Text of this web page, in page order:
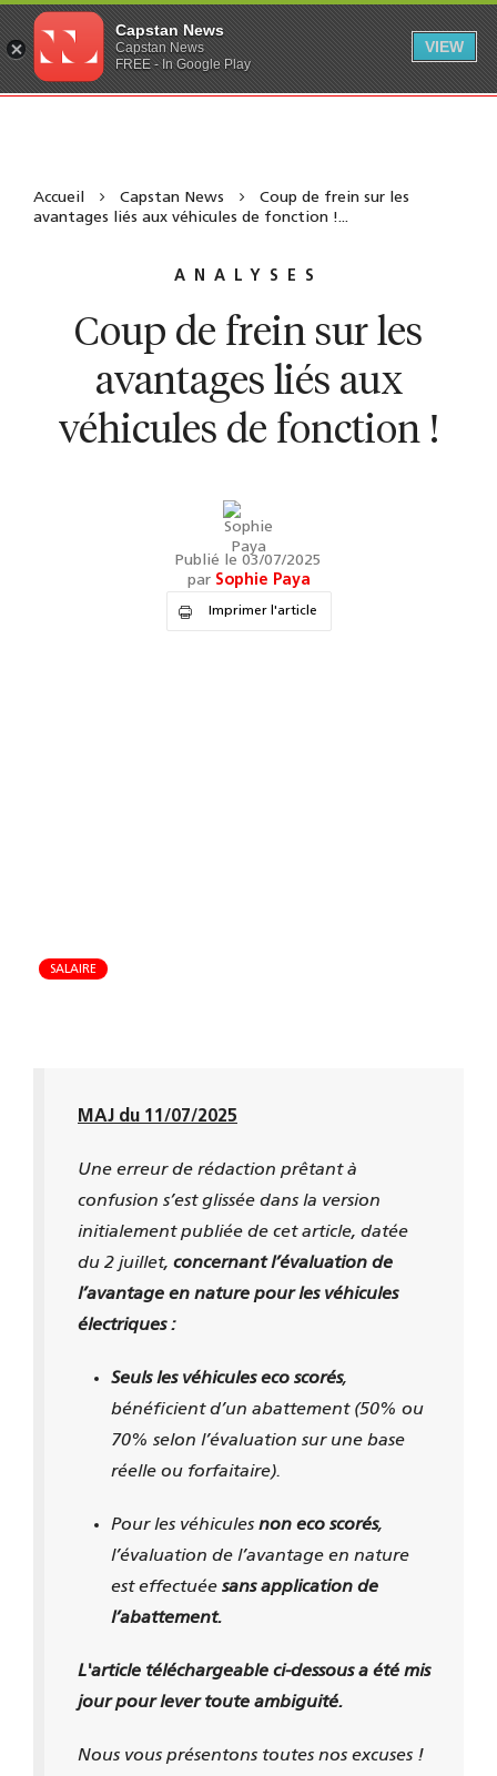
Accueil Capstan News
Coup de frein sur les
avantages liés aux véhicules de fonction !...
ANALYSES
Coup de frein sur les
avantages liés aux
véhicules de fonction !
Publié le 03/07/2025
par Sophie Paya
Imprimer l'article
SALAIRE
MAJ du 11/07/2025
Une erreur de rédaction prêtant à
confusion s’est glissée dans la version
initialement publiée de cet article, datée
du 2 juillet, concernant l’évaluation de
l’avantage en nature pour les véhicules
électriques :
Seuls les véhicules eco scorés,
bénéficient d’un abattement (50% ou
70% selon l’évaluation sur une base
réelle ou forfaitaire).
Pour les véhicules non eco scorés,
l’évaluation de l’avantage en nature
est effectuée sans application de
l’abattement.
L'article téléchargeable ci-dessous a été mis
jour pour lever toute ambiguité.
Nous vous présentons toutes nos excuses !
Capstan News
Capstan News
FREE - In Google Play
VIEW